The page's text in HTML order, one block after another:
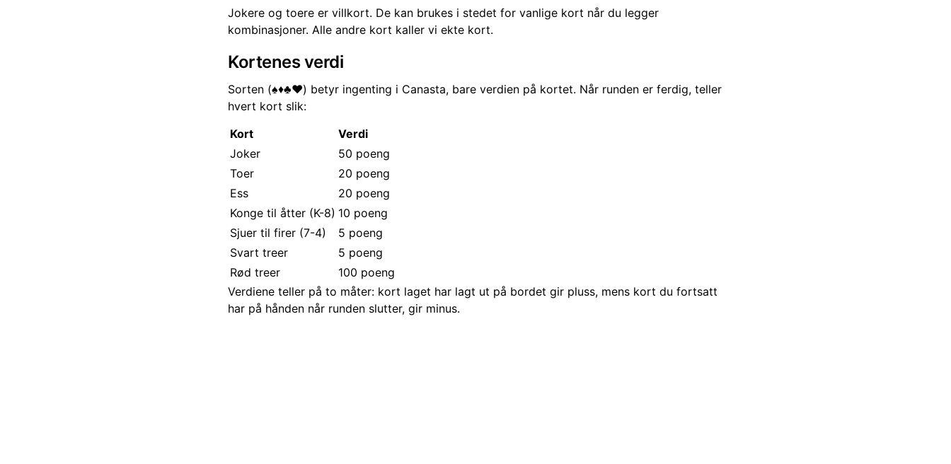
Jokere og toere er villkort. De kan brukes i stedet for vanlige kort når du legger
kombinasjoner. Alle andre kort kaller vi ekte kort.
Kortenes verdi
Sorten (♠️♦️♣️♥️) betyr ingenting i Canasta, bare verdien på kortet. Når runden er ferdig, teller
hvert kort slik:
Kort
Verdi
Joker
50 poeng
Toer
20 poeng
Ess
20 poeng
Konge til åtter (K-8) 10 poeng
Sjuer til firer (7-4)
5 poeng
Svart treer
5 poeng
Rød treer
100 poeng
Verdiene teller på to måter: kort laget har lagt ut på bordet gir pluss, mens kort du fortsatt
har på hånden når runden slutter, gir minus.